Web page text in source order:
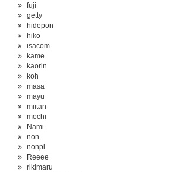
fuji
getty
hidepon
hiko
isacom
kame
kaorin
koh
masa
mayu
miitan
mochi
Nami
non
nonpi
Reeee
rikimaru